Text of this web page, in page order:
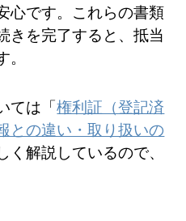
心です。これらの書類
きを完了すると、抵当
。
ては「権利証（登記済
との違い・取り扱いの
く解説しているので、